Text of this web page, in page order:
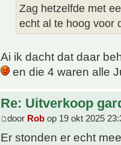
Zag hetzelfde met
echt al te hoog voor
Ai ik dacht dat daar
en die 4 waren alle
Re: Uitverkoop
door Rob op 19 okt 2025
Er stonden er echt